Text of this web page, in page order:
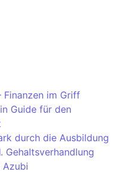
Finanzen im Griff
Guide für den
durch die Ausbildung
Gehaltsverhandlung
Azubi